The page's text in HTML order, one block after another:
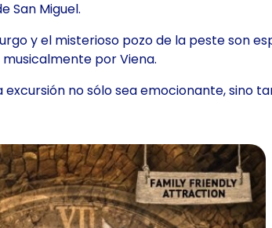
San Miguel.
y el misterioso pozo de la peste son
musicalmente por Viena.
no sólo sea emocionante, sino